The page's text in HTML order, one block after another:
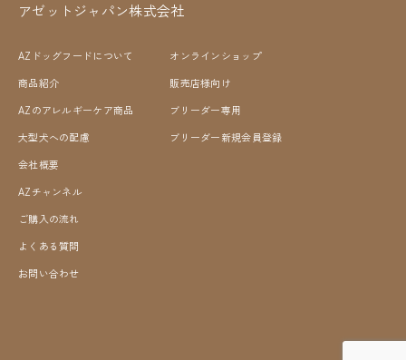
アゼットジャパン株式会社
AZドッグフードについて
商品紹介
AZのアレルギーケア商品
大型犬への配慮
会社概要
AZチャンネル
ご購入の流れ
よくある質問
お問い合わせ
オンラインショップ
販売店様向け
ブリーダー専用
ブリーダー新規会員登録